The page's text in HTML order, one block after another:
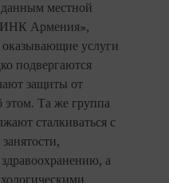
местной
Армения»,
услуги
подвергаются
защиты от
этом. Та же группа
сталкиваться с
а